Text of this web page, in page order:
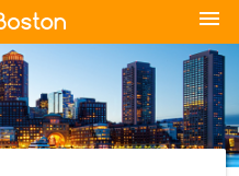
menu